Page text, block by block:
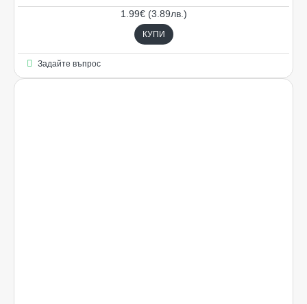
1.99€ (3.89лв.)
КУПИ
Задайте въпрос